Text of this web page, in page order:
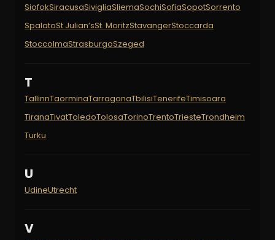
SiofokSiracusaSivigliaSliemaSochiSofiaSopotSorrento
SpalatoSt Julian’sSt. MoritzStavangerStoccarda
StoccolmaStrasburgoSzeged
T
TallinnTaorminaTarragonaTbilisiTenerifeTimisoara
TiranaTivatToledoTolosaTorinoTrentoTriesteTrondheim
Turku
U
UdineUtrecht
V